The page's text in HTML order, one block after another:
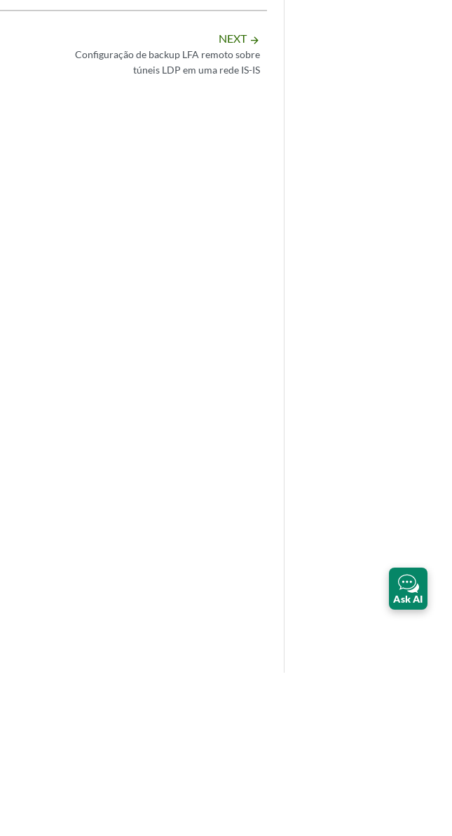
NEXT arrow_forward
Configuração de backup LFA remoto sobre
túneis LDP em uma rede IS-IS
Ask AI